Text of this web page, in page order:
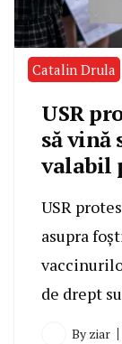
Catalin Drula
USR
să vină
valabil
USR
asupra
de drept
By ziar